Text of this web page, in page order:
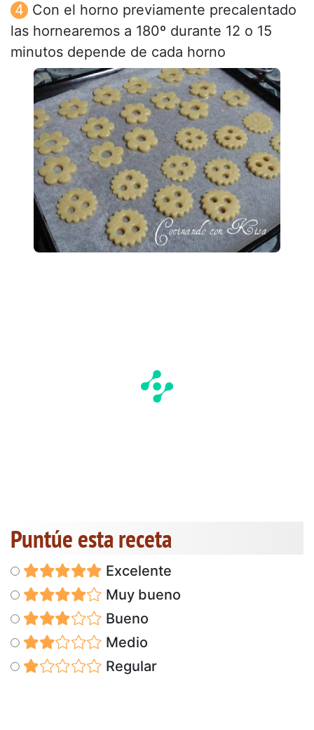
Con el horno previamente precalentado
las hornearemos a 180º durante 12 o 15
minutos depende de cada horno
Puntúe esta receta
Excelente
Muy bueno
Bueno
Medio
Regular